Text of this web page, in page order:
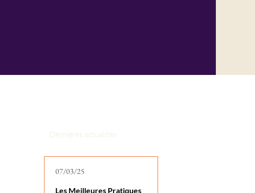
Dernières actualités
07/03/25
Les Meilleures Pratiques